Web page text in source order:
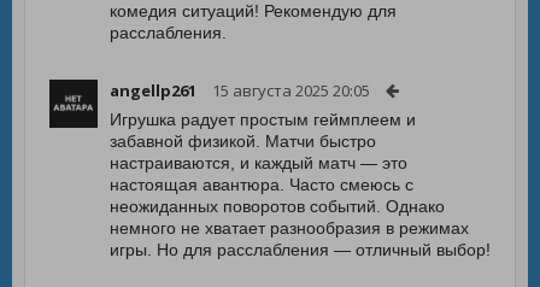
комедия ситуаций! Рекомендую для
расслабления.
angellp261 15 августа 2025 20:05
Игрушка радует простым геймплеем и
забавной физикой. Матчи быстро
настраиваются, и каждый матч — это
настоящая авантюра. Часто смеюсь с
неожиданных поворотов событий. Однако
немного не хватает разнообразия в режимах
игры. Но для расслабления — отличный выбор!